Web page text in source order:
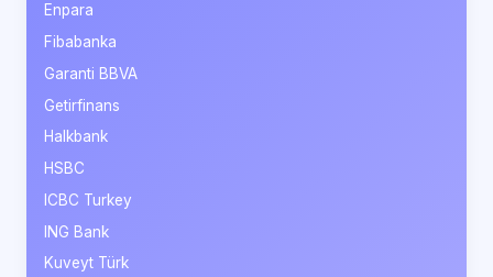
Enpara
Fibabanka
Garanti BBVA
Getirfinans
Halkbank
HSBC
ICBC Turkey
ING Bank
Kuveyt Türk